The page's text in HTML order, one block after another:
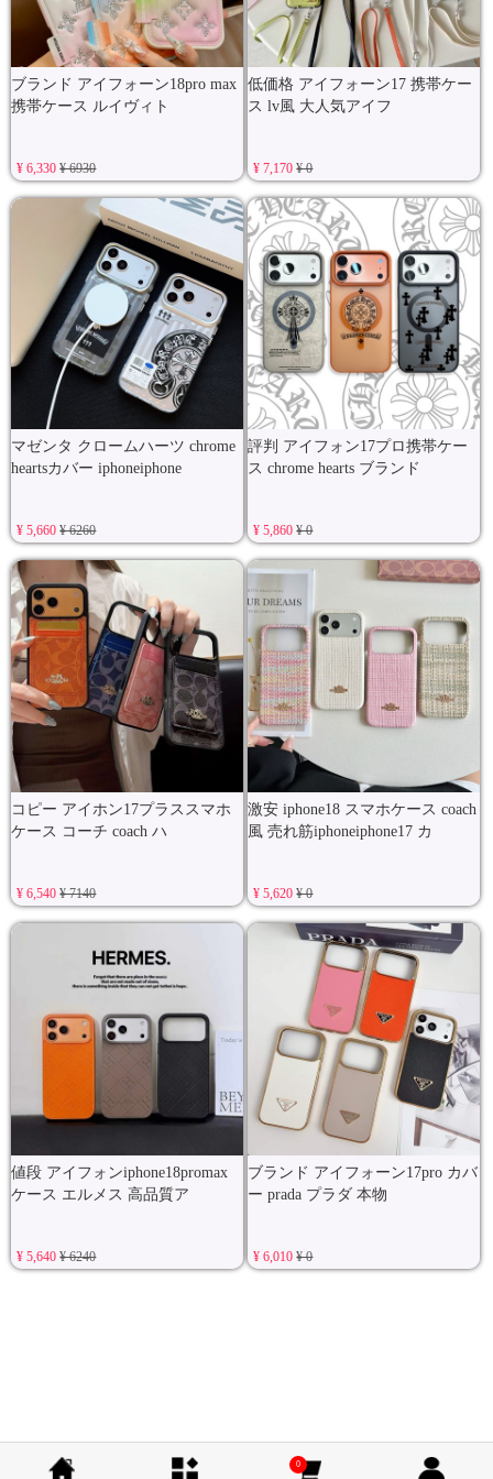
ブランド アイフォーン18pro max
携帯ケース ルイヴィト
¥ 6,330¥ 6930
低価格 アイフォーン17 携帯ケー
ス lv風 大人気アイフ
¥ 7,170¥ 0
マゼンタ クロームハーツ chrome
heartsカバー iphoneiphone
¥ 5,660¥ 6260
評判 アイフォン17プロ携帯ケー
ス chrome hearts ブランド
¥ 5,860¥ 0
コピー アイホン17プラススマホ
ケース コーチ coach ハ
¥ 6,540¥ 7140
激安 iphone18 スマホケース coach
風 売れ筋iphoneiphone17 カ
¥ 5,620¥ 0
値段 アイフォンiphone18promax
ケース エルメス 高品質ア
¥ 5,640¥ 6240
ブランド アイフォーン17pro カバ
ー prada プラダ 本物
¥ 6,010¥ 0
0